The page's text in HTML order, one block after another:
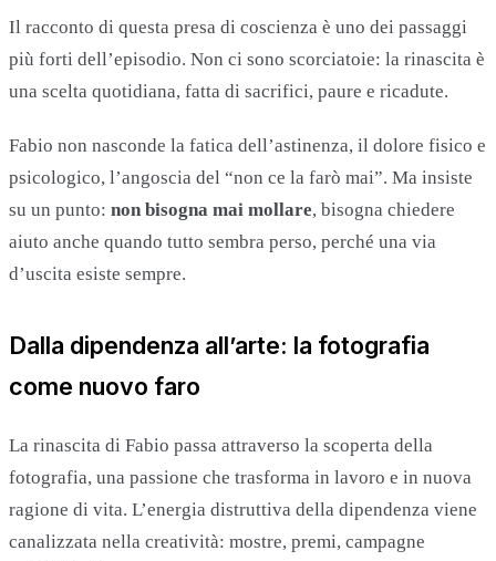
Il racconto di questa presa di coscienza è uno dei passaggi
più forti dell’episodio. Non ci sono scorciatoie: la rinascita è
una scelta quotidiana, fatta di sacrifici, paure e ricadute.
Fabio non nasconde la fatica dell’astinenza, il dolore fisico e
psicologico, l’angoscia del “non ce la farò mai”. Ma insiste
su un punto: non bisogna mai mollare, bisogna chiedere
aiuto anche quando tutto sembra perso, perché una via
d’uscita esiste sempre.
Dalla dipendenza all’arte: la fotografia
come nuovo faro
La rinascita di Fabio passa attraverso la scoperta della
fotografia, una passione che trasforma in lavoro e in nuova
ragione di vita. L’energia distruttiva della dipendenza viene
canalizzata nella creatività: mostre, premi, campagne